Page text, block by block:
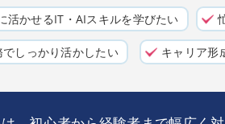
活かせるIT・AIスキルを学びたい
でしっかり活かしたい キャリア形